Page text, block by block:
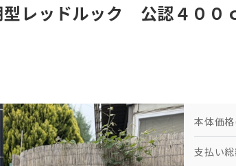
レッドルック 公認４０
本体価
支払い